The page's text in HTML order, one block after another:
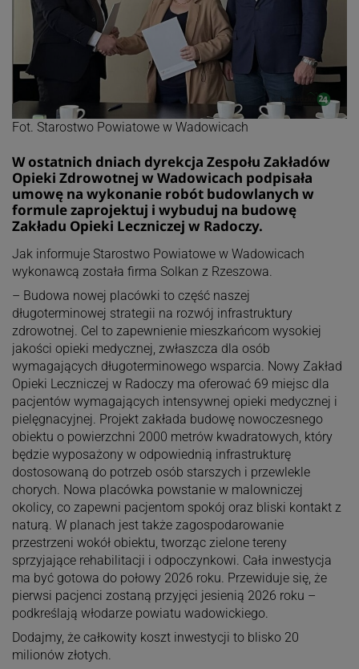
Fot. Starostwo Powiatowe w Wadowicach
W ostatnich dniach dyrekcja Zespołu Zakładów
Opieki Zdrowotnej w Wadowicach podpisała
umowę na wykonanie robót budowlanych w
formule zaprojektuj i wybuduj na budowę
Zakładu Opieki Leczniczej w Radoczy.
Jak informuje Starostwo Powiatowe w Wadowicach
wykonawcą została firma Solkan z Rzeszowa.
– Budowa nowej placówki to część naszej
długoterminowej strategii na rozwój infrastruktury
zdrowotnej. Cel to zapewnienie mieszkańcom wysokiej
jakości opieki medycznej, zwłaszcza dla osób
wymagających długoterminowego wsparcia. Nowy Zakład
Opieki Leczniczej w Radoczy ma oferować 69 miejsc dla
pacjentów wymagających intensywnej opieki medycznej i
pielęgnacyjnej. Projekt zakłada budowę nowoczesnego
obiektu o powierzchni 2000 metrów kwadratowych, który
będzie wyposażony w odpowiednią infrastrukturę
dostosowaną do potrzeb osób starszych i przewlekle
chorych. Nowa placówka powstanie w malowniczej
okolicy, co zapewni pacjentom spokój oraz bliski kontakt z
naturą. W planach jest także zagospodarowanie
przestrzeni wokół obiektu, tworząc zielone tereny
sprzyjające rehabilitacji i odpoczynkowi. Cała inwestycja
ma być gotowa do połowy 2026 roku. Przewiduje się, że
pierwsi pacjenci zostaną przyjęci jesienią 2026 roku –
podkreślają włodarze powiatu wadowickiego.
Dodajmy, że całkowity koszt inwestycji to blisko 20
milionów złotych.